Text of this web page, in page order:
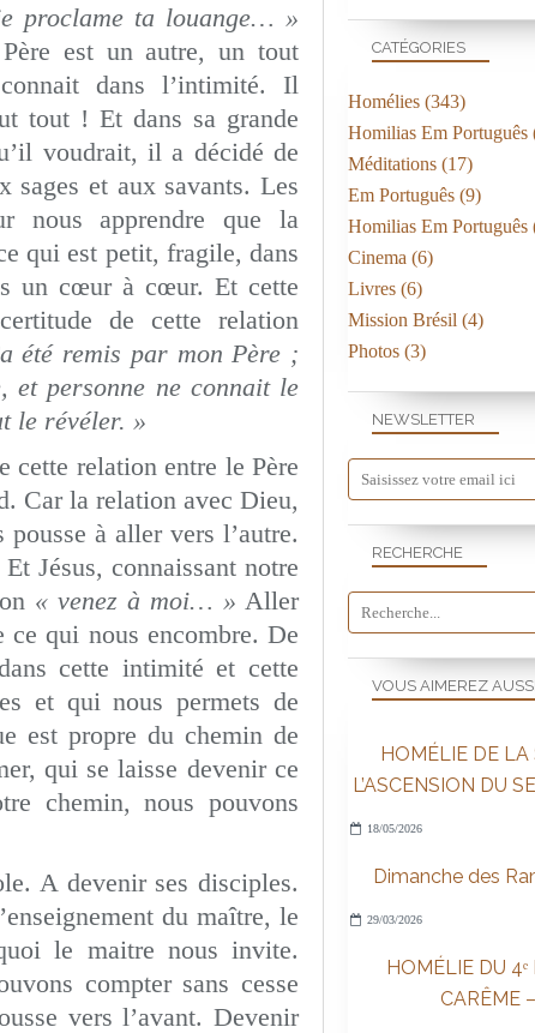
proclame ta louange… »
est un autre, un tout
dans l’intimité. Il
tout ! Et dans sa grande
voudrait, il a décidé de
sages et aux savants. Les
nous apprendre que la
qui est petit, fragile, dans
un cœur à cœur. Et cette
de cette relation
été remis par mon Père ;
et personne ne connait le
le révéler. »
cette relation entre le Père
Car la relation avec Dieu,
à aller vers l’autre.
Jésus, connaissant notre
« venez à moi… » Aller
ce qui nous encombre. De
cette intimité et cette
et qui nous permets de
est propre du chemin de
qui se laisse devenir ce
chemin, nous pouvons
A devenir ses disciples.
du maître, le
le maitre nous invite.
compter sans cesse
vers l’avant. Devenir
NEWSLETTER
RECHERCHE
VOUS AIMEREZ
HOMÉLIE DE
L’ASCENSION DU
18/05/2026
Dimanche des
29/03/2026
HOMÉLIE DU
CARÊME
CATÉGORIES
Homélies (343)
Homilias Em Português
Méditations (17)
Em Português (9)
Homilias Em Português
Cinema (6)
Livres (6)
Mission Brésil (4)
Photos (3)